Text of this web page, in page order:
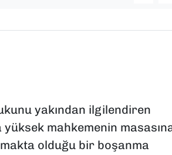
yakından ilgilendiren
mahkemenin
olduğu bir boşanma